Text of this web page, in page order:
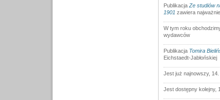
Publikacja Ze studiów
1901 zawiera
W tym roku
wydawców
Publikacja Tomira
Eichstaedt-Jabłońskiej
Jest już najnowszy,
Jest dostępny kolejny,